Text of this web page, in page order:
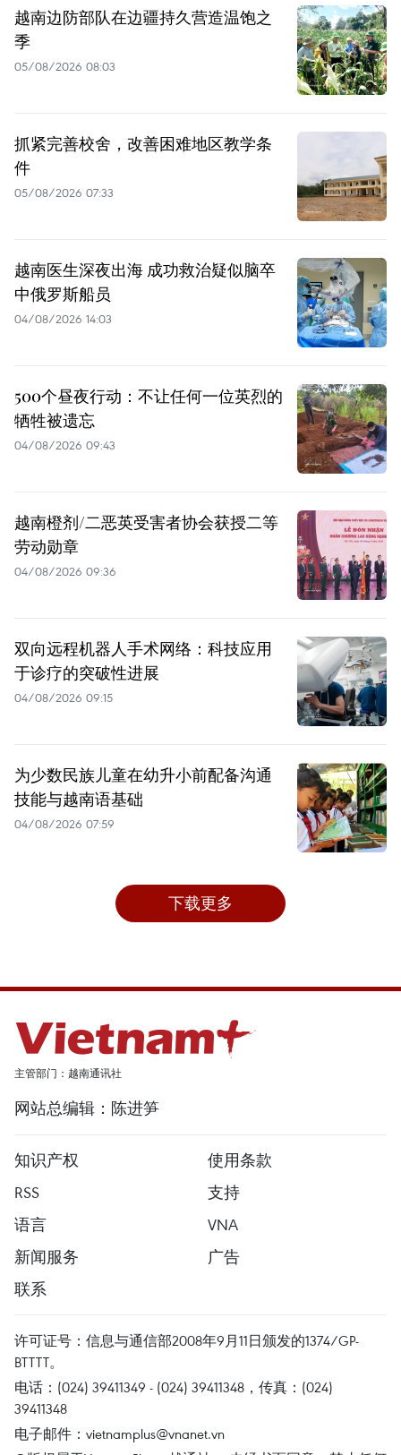
越南边防部队在边疆持久营造温饱之
季
05/08/2026 08:03
抓紧完善校舍，改善困难地区教学条
件
05/08/2026 07:33
越南医生深夜出海 成功救治疑似脑卒
中俄罗斯船员
04/08/2026 14:03
500个昼夜行动：不让任何一位英烈的
牺牲被遗忘
04/08/2026 09:43
越南橙剂/二恶英受害者协会获授二等
劳动勋章
04/08/2026 09:36
双向远程机器人手术网络：科技应用
于诊疗的突破性进展
04/08/2026 09:15
为少数民族儿童在幼升小前配备沟通
技能与越南语基础
04/08/2026 07:59
下载更多
主管部门：越南通讯社
网站总编辑：陈进笋
知识产权
使用条款
RSS
支持
语言
VNA
新闻服务
广告
联系
许可证号：信息与通信部2008年9月11日颁发的1374/GP-
BTTTT。
电话：(024) 39411349 - (024) 39411348，传真：(024)
39411348
电子邮件： vietnamplus@vnanet.vn